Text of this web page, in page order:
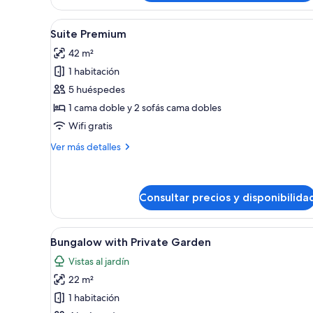
superior
Abrir
todas
las
fotos
de
Suite
Premium
Una cama bien hecha con
13
Suite Premium
42 m²
1 habitación
5 huéspedes
1 cama doble y 2 sofás cama dobles
Wifi gratis
Ver más detalles
Más
Consultar precios y
Abrir
todas
las
fotos
de
Un dormitorio ordenado con
40
Bungalow with Private Garden
Vistas al jardín
22 m²
1 habitación